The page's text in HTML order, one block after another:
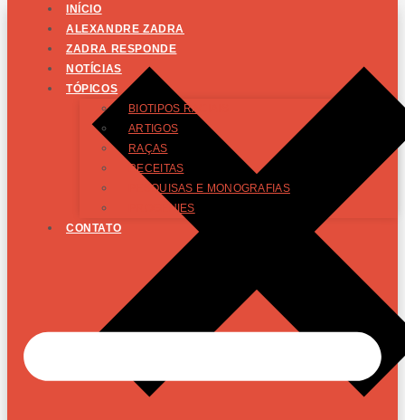
INÍCIO
ALEXANDRE ZADRA
ZADRA RESPONDE
NOTÍCIAS
TÓPICOS
BIOTIPOS RACIAIS
ARTIGOS
RAÇAS
RECEITAS
PESQUISAS E MONOGRAFIAS
PROGÊNIES
CONTATO